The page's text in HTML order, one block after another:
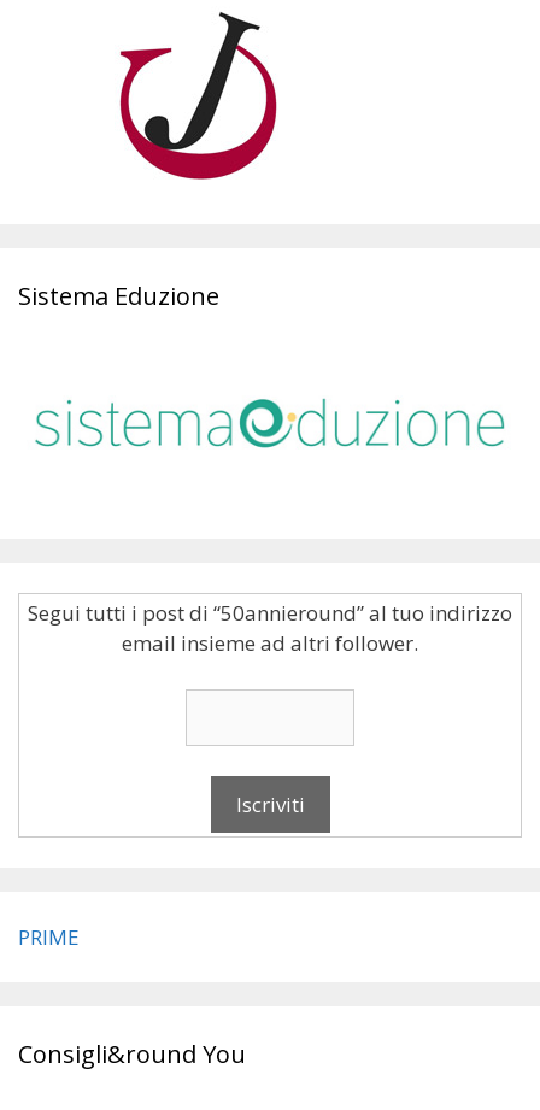
Sistema Eduzione
Segui tutti i post di “50annieround” al tuo indirizzo
email insieme ad altri follower.
PRIME
Consigli&round You